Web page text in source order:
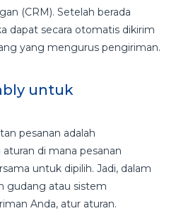
(CRM). Setelah berada
dapat secara otomatis dikirim
yang mengurus pengiriman.
untuk
pesanan adalah
di mana pesanan
untuk dipilih. Jadi, dalam
gudang atau sistem
Anda, atur aturan.